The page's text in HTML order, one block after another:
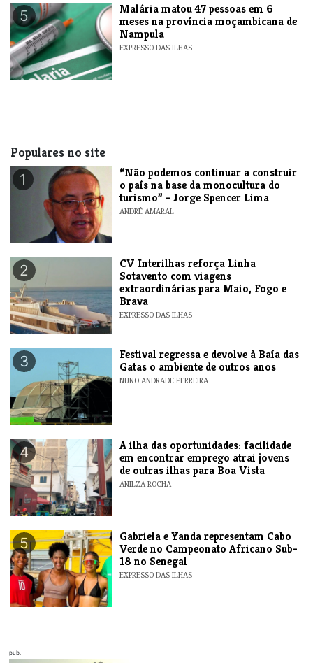
5
​Malária matou 47 pessoas em 6
meses na província moçambicana de
Nampula
EXPRESSO DAS ILHAS
Populares no site
1
“Não podemos continuar a construir
o país na base da monocultura do
turismo” - Jorge Spencer Lima
ANDRÉ AMARAL
2
​CV Interilhas reforça Linha
Sotavento com viagens
extraordinárias para Maio, Fogo e
Brava
EXPRESSO DAS ILHAS
3
Festival regressa e devolve à Baía das
Gatas o ambiente de outros anos
NUNO ANDRADE FERREIRA
4
A ilha das oportunidades: facilidade
em encontrar emprego atrai jovens
de outras ilhas para Boa Vista
ANILZA ROCHA
5
Gabriela e Yanda representam Cabo
Verde no Campeonato Africano Sub-
18 no Senegal
EXPRESSO DAS ILHAS
pub.